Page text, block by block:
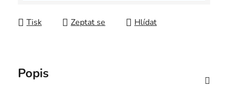
Tisk Zeptat se Hlídat
Popis